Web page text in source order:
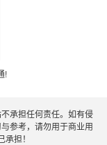
!
承担任何责任。如有侵
参考，请勿用于商业用
担！